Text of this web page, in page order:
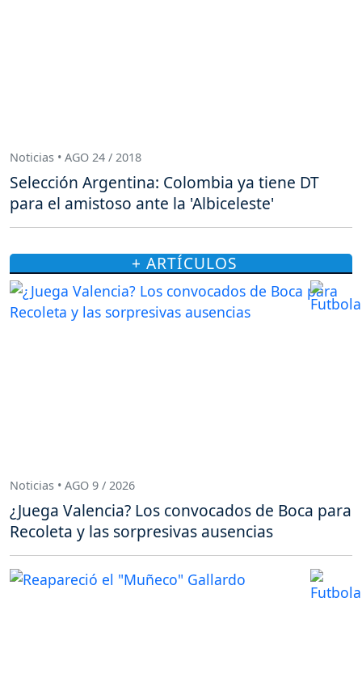
Noticias • AGO 24 / 2018
Selección Argentina: Colombia ya tiene DT
para el amistoso ante la 'Albiceleste'
+ ARTÍCULOS
Noticias • AGO 9 / 2026
¿Juega Valencia? Los convocados de Boca para
Recoleta y las sorpresivas ausencias